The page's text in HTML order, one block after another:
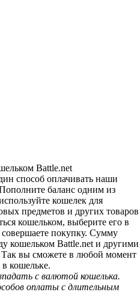
Battle.net
способ оплачивать наши
баланс одним из
кошелек для
предметов и других товаров
кошельком, выберите его в
совершаете покупку. Сумму
кошельком Battle.net и другими
вы сможете в любой момент
в кошельке.
с валютой кошелька.
оплаты с длительным